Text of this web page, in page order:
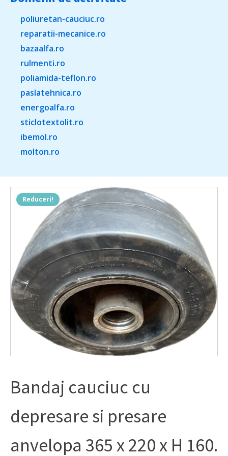
poliuretan-cauciuc.ro
reparatii-mecanice.ro
bazaalfa.ro
rulmenti.ro
poliamida-teflon.ro
paslatehnica.ro
energoalfa.ro
sticlotextolit.ro
ibemol.ro
molton.ro
Reduceri!
Bandaj cauciuc cu
depresare si presare
anvelopa 365 x 220 x H 160.